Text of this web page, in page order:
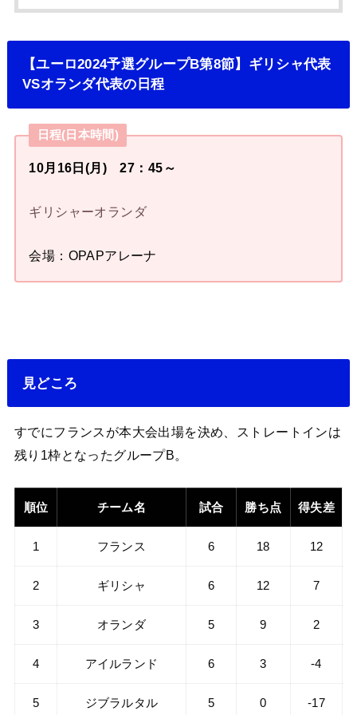
【ユーロ2024予選グループB第8節】ギリシャ代表
VSオランダ代表の日程
日程(日本時間)
10月16日(月) 27：45～
ギリシャーオランダ
会場：OPAPアレーナ
見どころ
すでにフランスが本大会出場を決め、ストレートインは
残り1枠となったグループB。
順位 チーム名 試合 勝ち点 得失差
1 フランス 6 18 12
2 ギリシャ 6 12 7
3 オランダ 5 9 2
4 アイルランド 6 3 -4
5 ジブラルタル 5 0 -17